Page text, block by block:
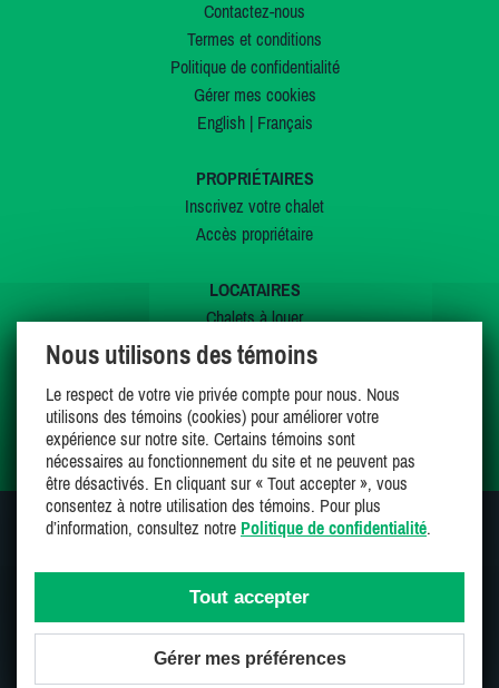
Contactez-nous
Termes et conditions
Politique de confidentialité
Gérer mes cookies
English| Français
PROPRIÉTAIRES
Inscrivez votre chalet
Accès propriétaire
LOCATAIRES
Chalets à louer
Chalets à vendre
Offres spéciales
Mes favoris
SUIVEZ-NOUS SUR
Une entreprise 100% canadienne et fière de l'être
Nous utilisons des témoins
Le respect de votre vie privée compte pour nous. Nous
utilisons des témoins (cookies) pour améliorer votre
expérience sur notre site. Certains témoins sont
nécessaires au fonctionnement du site et ne peuvent pas
être désactivés. En cliquant sur « Tout accepter », vous
consentez à notre utilisation des témoins. Pour plus
d’information, consultez notre Politique de confidentialité.
Tout accepter
Gérer mes préférences